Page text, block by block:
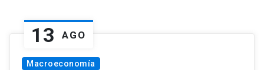
13 AGO
Macroeconomía